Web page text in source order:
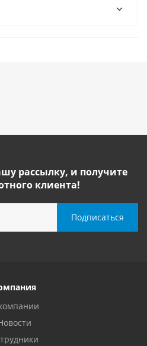
рассылку, и получите
клиента!